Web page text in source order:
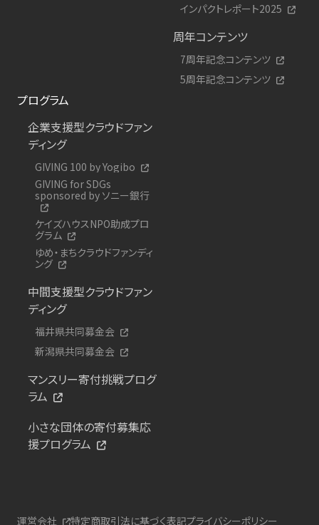
インパクトレポート2025
周年コンテンツ
7周年記念コンテンツ
5周年記念コンテンツ
プログラム
企業支援型クラウドファン
ディング
GIVING 100 by Yogibo
GIVING for SDGs
sponsored by ソニー銀行
ケイズハウスNPO助成プロ
グラム
ゆめ・まちクラウドファンディ
ング
中間支援型クラウドファン
ディング
福井県共同募金会
新潟県共同募金会
マンスリー寄付挑戦プログ
ラム
小さな団体の寄付募集応
援プログラム
運営会社 特定商取引法に基づく表記プライバシーポリシー